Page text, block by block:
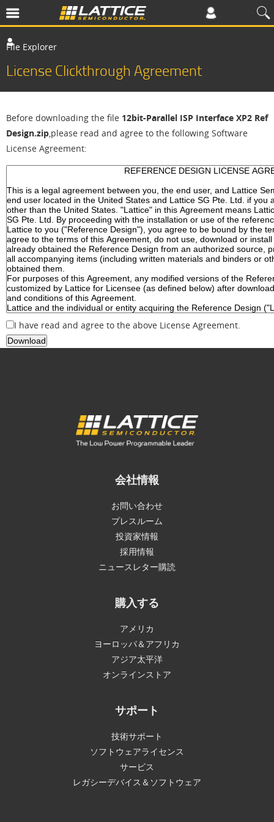
File Explorer
License Clickthrough Agreement
Before downloading the file 12bit-Parallel ISP Interface XP2 Ref
Design.zip,please read and agree to the following Software
License Agreement:
I have read and agree to the above License Agreement.
会社情報
お問い合わせ
プレスルーム
投資家情報
採用情報
ニュースレター購読
購入する
アメリカ
ヨーロッパ＆アフリカ
アジア太平洋
オンラインストア
サポート
技術サポート
ソフトウェアライセンス
サービス
レガシーデバイス＆ソフトウェア